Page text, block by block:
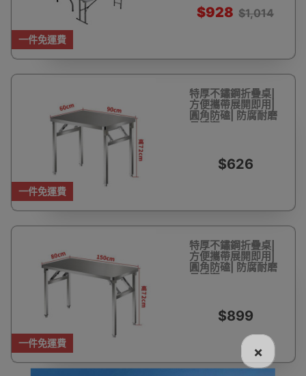
一件免運費
$928 $1,014
一件免運費
特厚不鏽鋼折疊桌|
方便攜帶展開即用|
圓角防磕| 防腐耐磨
易清潔
$626
一件免運費
特厚不鏽鋼折疊桌|
方便攜帶展開即用|
圓角防磕| 防腐耐磨
易清潔
$899
×